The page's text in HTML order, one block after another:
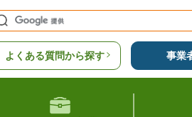
よくある質問から探す 事業